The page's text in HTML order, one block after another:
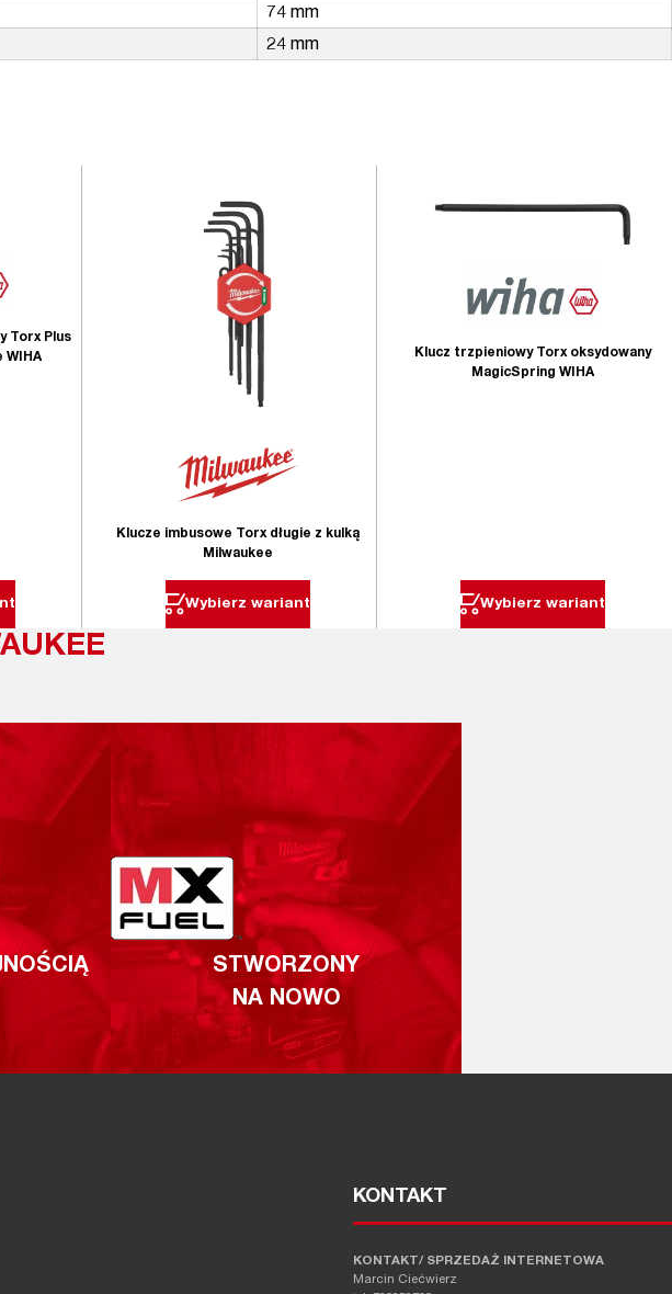
74 mm
24 mm
Torx Plus
WIHA
Klucze imbusowe Torx długie z kulką
Milwaukee
Wybierz wariant
Klucz trzpieniowy Torx oksydowany
MagicSpring WIHA
Wybierz wariant
STWORZONY
NA NOWO
KONTAKT
KONTAKT/ SPRZEDAŻ INTERNETOWA
Marcin Ciećwierz